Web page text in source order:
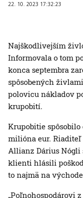
22. 10. 2023 17:32:23
Najškodlivejším
Informovala o tom
konca septembra
spôsobených
polovicu nákladov
krupobití.
Krupobitie spôsobilo
milióna eur.
Allianz Dárius
klienti hlásili
to najmä na
„Poľnohospodárovi